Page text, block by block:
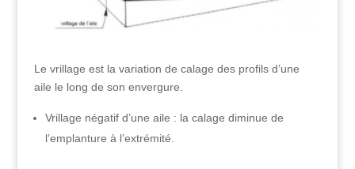
Le vrillage est la variation de calage des profils d’une
aile le long de son envergure.
Vrillage négatif d’une aile : la calage diminue de
l’emplanture à l’extrémité.